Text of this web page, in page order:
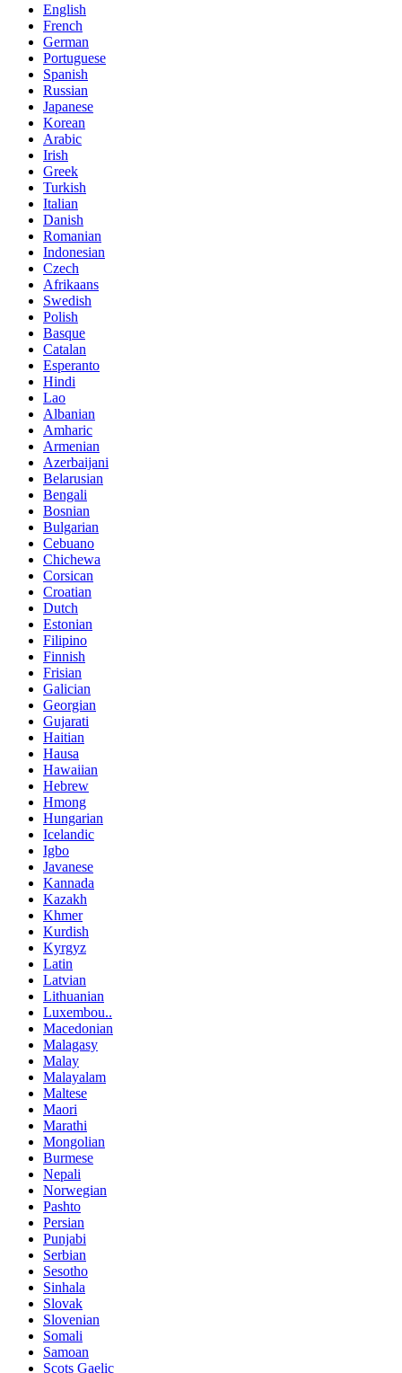
English
French
German
Portuguese
Spanish
Russian
Japanese
Korean
Arabic
Irish
Greek
Turkish
Italian
Danish
Romanian
Indonesian
Czech
Afrikaans
Swedish
Polish
Basque
Catalan
Esperanto
Hindi
Lao
Albanian
Amharic
Armenian
Azerbaijani
Belarusian
Bengali
Bosnian
Bulgarian
Cebuano
Chichewa
Corsican
Croatian
Dutch
Estonian
Filipino
Finnish
Frisian
Galician
Georgian
Gujarati
Haitian
Hausa
Hawaiian
Hebrew
Hmong
Hungarian
Icelandic
Igbo
Javanese
Kannada
Kazakh
Khmer
Kurdish
Kyrgyz
Latin
Latvian
Lithuanian
Luxembou..
Macedonian
Malagasy
Malay
Malayalam
Maltese
Maori
Marathi
Mongolian
Burmese
Nepali
Norwegian
Pashto
Persian
Punjabi
Serbian
Sesotho
Sinhala
Slovak
Slovenian
Somali
Samoan
Scots Gaelic